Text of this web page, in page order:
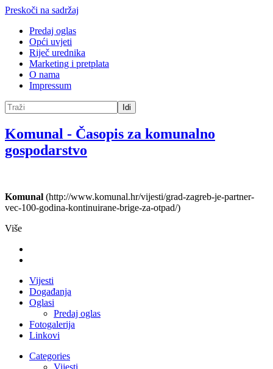
Preskoči na sadržaj
Predaj oglas
Opći uvjeti
Riječ urednika
Marketing i pretplata
O nama
Impressum
Idi
Komunal - Časopis za komunalno
gospodarstvo
Komunal (http://www.komunal.hr/vijesti/grad-zagreb-je-partner-
vec-100-godina-kontinuirane-brige-za-otpad/)
Više
Vijesti
Događanja
Oglasi
Predaj oglas
Fotogalerija
Linkovi
Categories
Vijesti